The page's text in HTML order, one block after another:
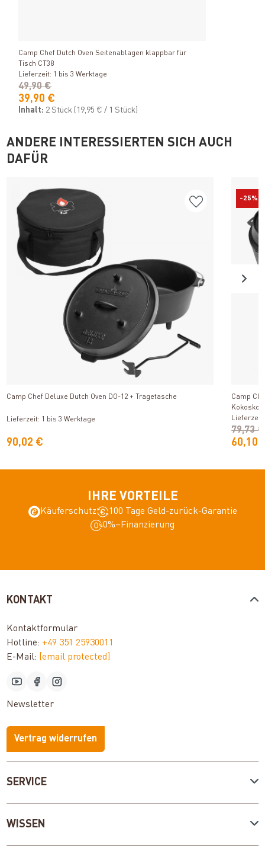
Camp Chef Dutch Oven Seitenablagen klappbar für
Tisch CT38
Lieferzeit: 1 bis 3 Werktage
39,90 €
49,90 €
Inhalt: 2 Stück (19,95 € / 1 Stück)
ANDERE INTERESSIERTEN SICH AUCH
DAFÜR
Produkt ansehen
Camp Chef Deluxe Dutch Oven DO-12 + Tragetasche
Lieferzeit: 1 bis 3 Werktage
90,02 €
-25%
Camp
60,10
79,73 €
IHRE VORTEILE
Käuferschutz
100 Tage Geld-zurück-Garantie
0%–Finanzierung
SERVICE
WISSEN
KONTAKT
Kontaktformular
Hotline: +49 351 25930011
E-Mail: [email protected]
Newsletter
Vertrag widerrufen